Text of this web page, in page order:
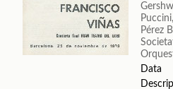
Pérez
Data